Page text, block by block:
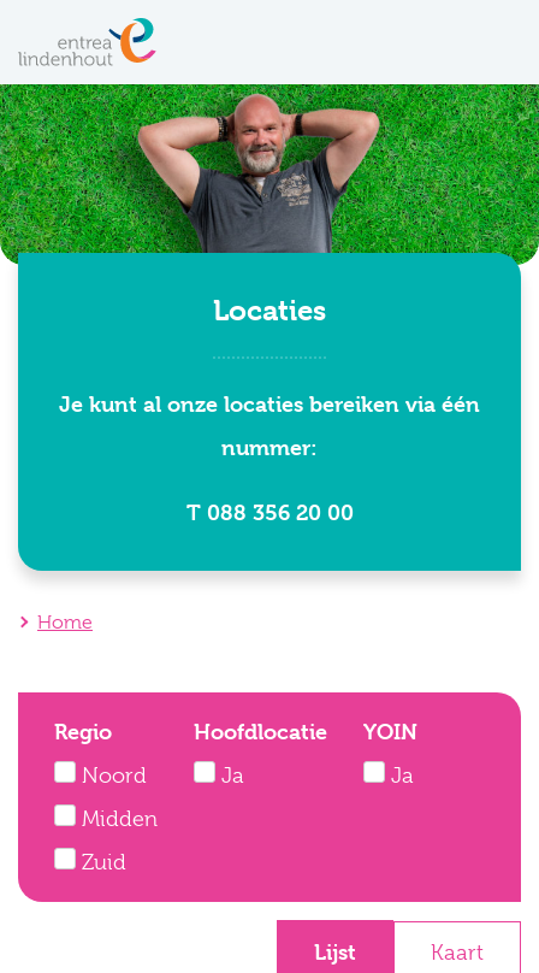
Locaties
Je kunt al onze locaties bereiken via één
nummer:
T 088 356 20 00
Home
Regio
Noord
Midden
Zuid
Hoofdlocatie
Ja
YOIN
Ja
Lijst Kaart